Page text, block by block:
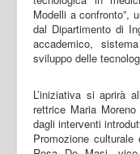
Modelli a confronto”,
dal Dipartimento di
accademico,
sviluppo delle
L’iniziativa si aprirà
rettrice Maria
dagli interventi
Promozione